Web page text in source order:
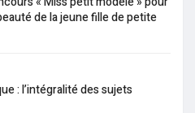
de la jeune fille de petite
: l’intégralité des sujets